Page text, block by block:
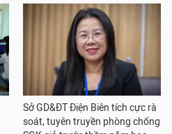
Sở GD&ĐT Điện Biên tích cực rà
soát, tuyên truyền phòng chống